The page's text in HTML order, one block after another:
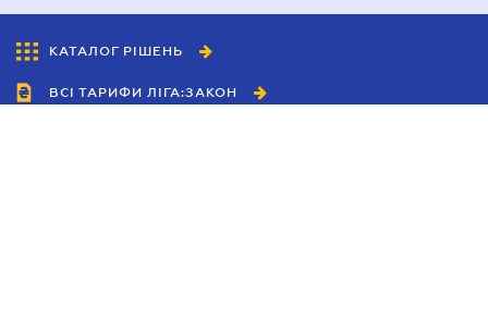
КАТАЛОГ РІШЕНЬ
ВСІ ТАРИФИ ЛІГА:ЗАКОН